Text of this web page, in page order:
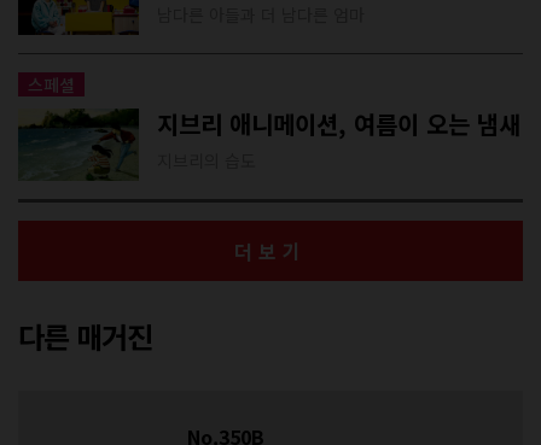
스페셜
지브리 애니메이션, 여름이 오는 냄새
더보기
다른 매거진
No.350B